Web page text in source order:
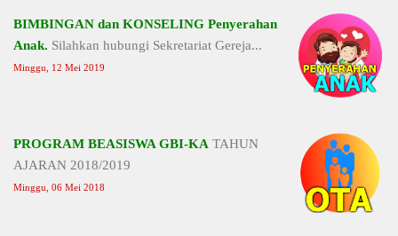
BIMBINGAN dan KONSELING Penyerahan
Anak. Silahkan hubungi Sekretariat Gereja...
Minggu, 12 Mei 2019
PROGRAM BEASISWA GBI-KA TAHUN
AJARAN 2018/2019
Minggu, 06 Mei 2018